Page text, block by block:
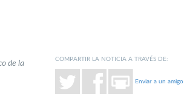
de la COMPARTIR LA NOTICIA A TRAVÉS DE:
Enviar a un amigo